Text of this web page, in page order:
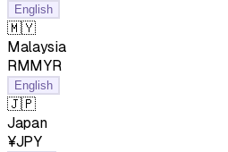
English
🇲🇾
Malaysia
RMMYR
English
🇯🇵
Japan
¥JPY